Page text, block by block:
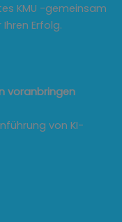
KMU -gemeinsam
Erfolg.
voranbringen
von KI-